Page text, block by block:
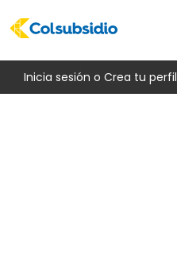
Inicia sesión o Crea tu perfil